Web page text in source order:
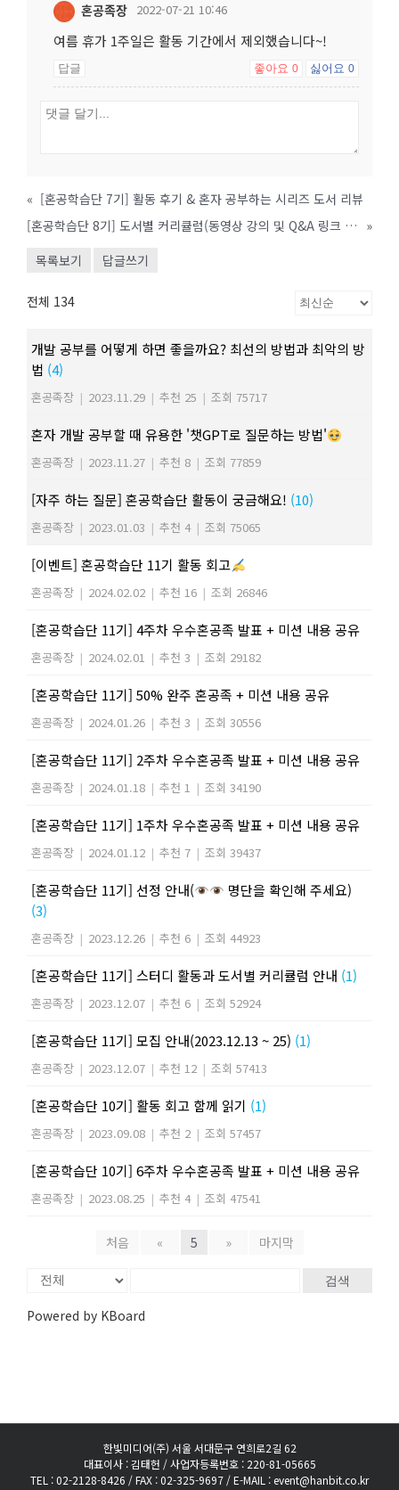
혼공족장 2022-07-21 10:46
여름 휴가 1주일은 활동 기간에서 제외했습니다~!
답글 좋아요 0 싫어요 0
« [혼공학습단 7기] 활동 후기 & 혼자 공부하는 시리즈 도서 리뷰
[혼공학습단 8기] 도서별 커리큘럼(동영상 강의 및 Q&A 링크 안내) »
목록보기
답글쓰기
전체 134
개발 공부를 어떻게 하면 좋을까요? 최선의 방법과 최악의 방
법 (4)
혼공족장 | 2023.11.29 | 추천 25 | 조회 75717
혼자 개발 공부할 때 유용한 '챗GPT로 질문하는 방법'
혼공족장 | 2023.11.27 | 추천 8 | 조회 77859
[자주 하는 질문] 혼공학습단 활동이 궁금해요! (10)
혼공족장 | 2023.01.03 | 추천 4 | 조회 75065
[이벤트] 혼공학습단 11기 활동 회고
혼공족장 | 2024.02.02 | 추천 16 | 조회 26846
[혼공학습단 11기] 4주차 우수혼공족 발표 + 미션 내용 공유
혼공족장 | 2024.02.01 | 추천 3 | 조회 29182
[혼공학습단 11기] 50% 완주 혼공족 + 미션 내용 공유
혼공족장 | 2024.01.26 | 추천 3 | 조회 30556
[혼공학습단 11기] 2주차 우수혼공족 발표 + 미션 내용 공유
혼공족장 | 2024.01.18 | 추천 1 | 조회 34190
[혼공학습단 11기] 1주차 우수혼공족 발표 + 미션 내용 공유
혼공족장 | 2024.01.12 | 추천 7 | 조회 39437
[혼공학습단 11기] 선정 안내(
명단을 확인해 주세요)
(3)
혼공족장 | 2023.12.26 | 추천 6 | 조회 44923
[혼공학습단 11기] 스터디 활동과 도서별 커리큘럼 안내 (1)
혼공족장 | 2023.12.07 | 추천 6 | 조회 52924
[혼공학습단 11기] 모집 안내(2023.12.13 ~ 25) (1)
혼공족장 | 2023.12.07 | 추천 12 | 조회 57413
[혼공학습단 10기] 활동 회고 함께 읽기 (1)
혼공족장 | 2023.09.08 | 추천 2 | 조회 57457
[혼공학습단 10기] 6주차 우수혼공족 발표 + 미션 내용 공유
혼공족장 | 2023.08.25 | 추천 4 | 조회 47541
처음 « 5 » 마지막
검색
Powered by KBoard
한빛미디어(주) 서울 서대문구 연희로2길 62
대표이사 : 김태헌 / 사업자등록번호 : 220-81-05665
TEL : 02-2128-8426 / FAX : 02-325-9697 / E-MAIL : event@hanbit.co.kr